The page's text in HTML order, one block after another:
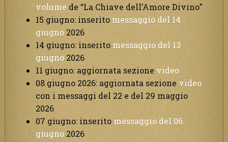
volume de “La Chiave dell’Amore Divino”
15 giugno: inserito messaggio del 14
giugno 2026
14 giugno: inserito messaggio del 13
giugno 2026
11 giugno: aggiornata sezione video
08 giugno 2026: aggiornata sezione video
con i messaggi del 22 e del 29 maggio
2026
07 giugno: inserito messaggio del 06
giugno 2026